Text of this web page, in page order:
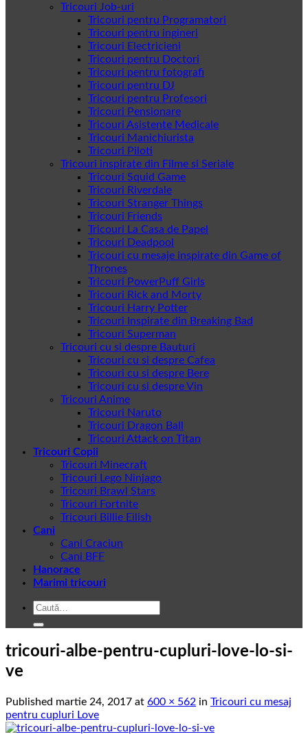
Tricouri Job-uri
Tricouri pentru Programatori
Tricouri pentru ingineri
Tricouri Electricieni
Tricouri pentru Doctori
Tricouri pentru fotografi
Tricouri pentru DJ
Tricouri pentru Profesori
Tricouri Pensionare
Tricouri Asistente Medicale
Tricouri Manichiurista
Tricouri Piloti
Tricouri inspirate din Filme si Seriale
Tricouri Squid Game
Tricouri Riverdale
Tricouri Stranger Things
Tricouri Friends
Tricouri La Casa de Papel
Tricouri Deadpool
Tricouri cu mesaje inspirate din Game of
Thrones
Tricouri PowerPuff Girls
Tricouri Rick and Morty
Tricouri Harry Potter
Tricouri Inspirate din Breaking Bad
Tricouri Superman
Tricouri cu si despre Bauturi
Tricouri cu si despre Cafea
Tricouri cu si despre Bere
Tricouri cu si despre Vin
Tricouri Anime
Tricouri Naruto
Tricouri Dragon Ball
Tricouri Attack on Titan
Tricouri Copii
Tricouri Minecraft
Tricouri Lego Ninjago
Tricouri Brawl Stars
Tricouri Fortnite
Tricouri Billie Eilish
Cani
Cani Craciun
Cani BFF
Hanorace
Marimi tricouri
Caută
tricouri-albe-pentru-cupluri-love-lo-si-
ve
Published martie 24, 2017 at 600 × 562 in Tricouri cu mesaj
pentru cupluri Love